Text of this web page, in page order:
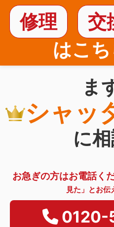
修理
交
はこ
ま
シャッ
に相
お急ぎの方はお電話くだ
見た」とお伝